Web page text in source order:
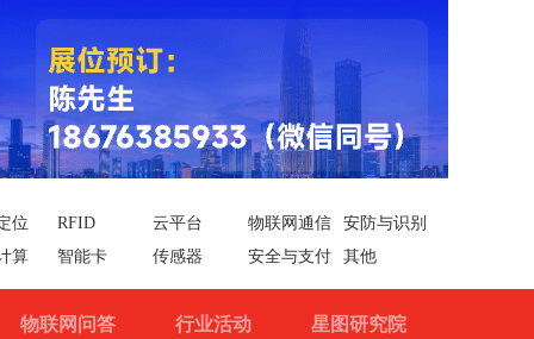
位 RFID 云平台 物联网通信
安防与识别
算
智能卡 传感器 安全与支付 其他
物联网问答 行业活动 星图研究院